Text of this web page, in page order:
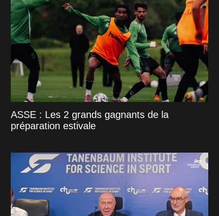
ASSE : Les 2 grands gagnants de la
préparation estivale